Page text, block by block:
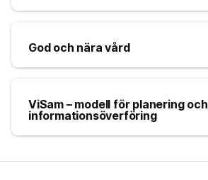
God och nära vård
ViSam – modell för planering och
informationsöverföring